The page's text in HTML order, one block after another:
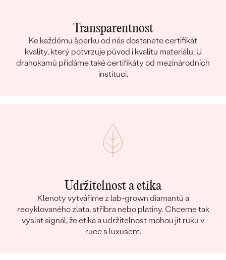
Transparentnost
Ke každému šperku od nás dostanete certifikát
kvality, který potvrzuje původ i kvalitu materiálu. U
drahokamů přidáme také certifikáty od mezinárodních
institucí.
Udržitelnost a etika
Klenoty vytváříme z lab-grown diamantů a
recyklovaného zlata, stříbra nebo platiny. Chceme tak
vyslat signál, že etika a udržitelnost mohou jít ruku v
ruce s luxusem.